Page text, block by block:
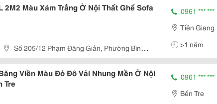
2M2 Màu Xám Trắng Ở Nội Thất Ghế Sofa
Số 205/12 Phạm Đăng Giản, Phường Bình
Tân, Tp Hcm.
0961 *** ***
Tiền Giang
>1 năm
Viền Màu Đỏ Đô Vải Nhung Mền Ở Nội
Tre
0961 *** ***
Bến Tre